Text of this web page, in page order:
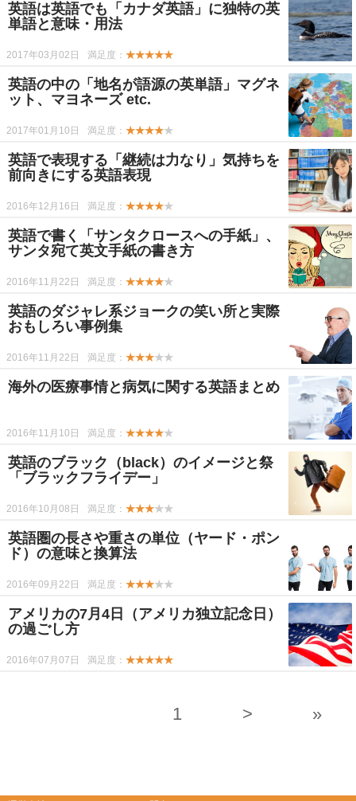
英語は英語でも「カナダ英語」に独特の英
単語と意味・用法
2017年03月02日 満足度： ★★★★★
英語の中の「地名が語源の英単語」マグネ
ット、マヨネーズ etc.
2017年01月10日 満足度： ★★★★★
英語で表現する「継続は力なり」気持ちを
前向きにする英語表現
2016年12月16日 満足度： ★★★★★
英語で書く「サンタクロースへの手紙」、
サンタ宛て英文手紙の書き方
2016年11月22日 満足度： ★★★★★
英語のダジャレ系ジョークの笑い所と実際
おもしろい事例集
2016年11月22日 満足度： ★★★★★
海外の医療事情と病気に関する英語まとめ
2016年11月10日 満足度： ★★★★★
英語のブラック（black）のイメージと祭
「ブラックフライデー」
2016年10月08日 満足度： ★★★★★
英語圏の長さや重さの単位（ヤード・ポン
ド）の意味と換算法
2016年09月22日 満足度： ★★★★★
アメリカの7月4日（アメリカ独立記念日）
の過ごし方
2016年07月07日 満足度： ★★★★★
1 > »